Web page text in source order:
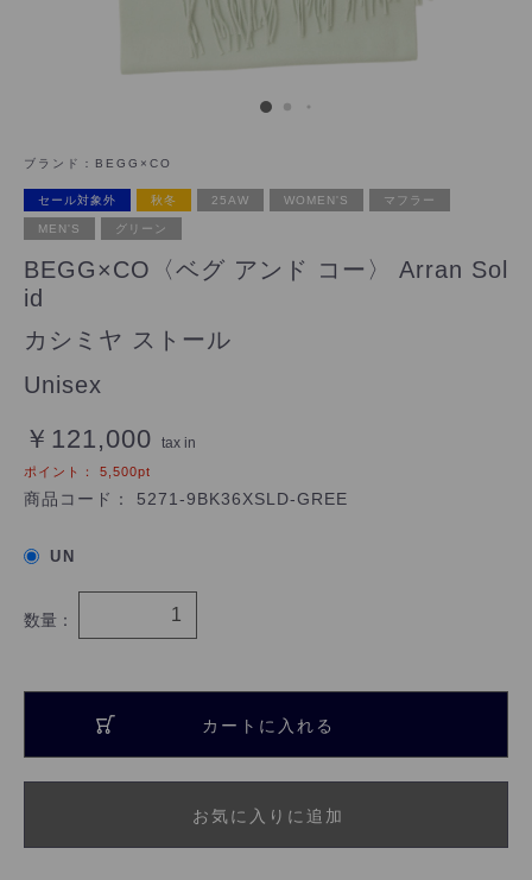
ブランド： BEGG×CO
セール対象外 秋冬 25AW WOMEN'S マフラー
MEN'S グリーン
BEGG×CO〈ベグ アンド コー〉 Arran Sol
id
カシミヤ ストール
Unisex
￥121,000 tax in
ポイント： 5,500pt
商品コード： 5271-9BK36XSLD-GREE
UN
数量：
カートに入れる
お気に入りに追加